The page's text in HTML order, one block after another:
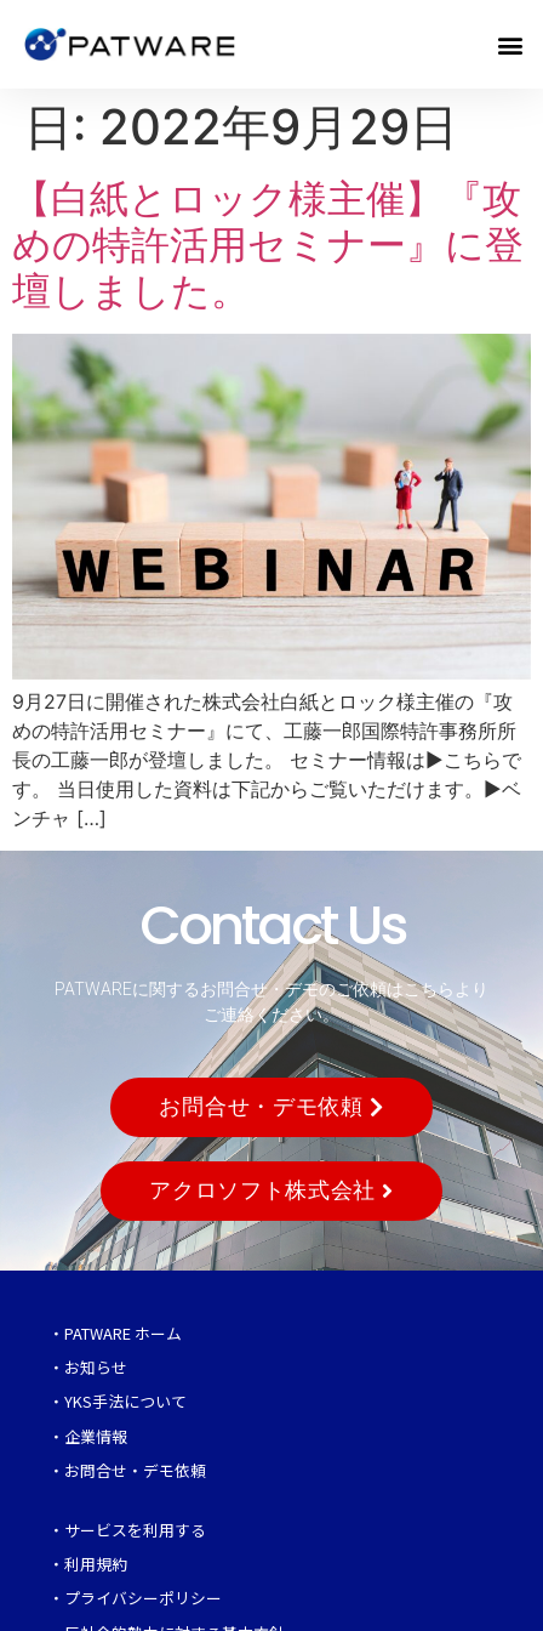
日: 2022年9月29日
【白紙とロック様主催】『攻
めの特許活用セミナー』に登
壇しました。
9月27日に開催された株式会社白紙とロック様主催の『攻
めの特許活用セミナー』にて、工藤一郎国際特許事務所所
長の工藤一郎が登壇しました。 セミナー情報は▶こちらで
す。 当日使用した資料は下記からご覧いただけます。▶ベ
ンチャ […]
Contact Us
PATWAREに関するお問合せ・デモのご依頼はこちらより
ご連絡ください。
お問合せ・デモ依頼
アクロソフト株式会社
・ PATWARE ホーム
・ お知らせ
・ YKS手法について
・ 企業情報
・ お問合せ・デモ依頼
・ サービスを利用する
・ 利用規約
・ プライバシーポリシー